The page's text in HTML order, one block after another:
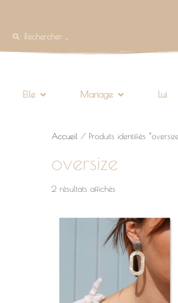
Elle Mariage Lui
Accueil / Produits identifiés
oversize
2 résultats affichés